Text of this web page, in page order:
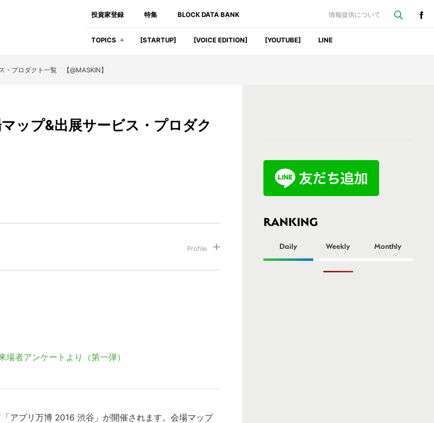
投資家登録 特集 BLOCK DATA BANK 情報提供について
TOPICS [STARTUP] [VOICE EDITION] [YOUTUBE] LINE
・プロダクト一覧 【@MASKIN】
ップ&出展サービス・プロダク
プ業界のハードウェアからソフトウェアの事業創出に関わ
はネットエイジ等に所属、大手企業の新規事業創出に協
場者アンケートより（第一弾）
アプリ万博 2016 渋谷」が開催されます。会場マップ
サ
イ
バ
RANKING
Daily Weekly Monthly